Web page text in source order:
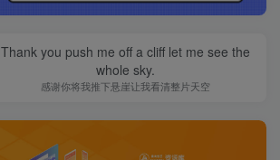
Thank you push me off a cliff let me see the
whole sky.
感谢你将我推下悬崖让我看清整片天空